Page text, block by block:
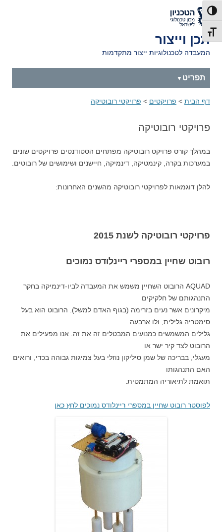
דלג לתוכן
דלג לניווט
הפעל/כבה ניגודיות גבוהה
מתג גודל גופן
לאתר הטכניון
תכן וייצור
המעבדה לטכנולוגיות ייצור מתקדמות
תפריט
דף הבית > פרויקטים > פרויקטי רובוטיקה
פרויקטי רובוטיקה
במהלך קורס פרויקט רובוטיקה מפתחים הסטודנטים פרויקטים שונים
במערכות בקרה, קינמטיקה, דינמיקה, חיישנים ושימושים של רובוטים.
להלן דוגמאות לפרויקטי רובוטיקה מהשנים האחרונות:
פרויקטי רובוטיקה לשנת 2015
רובוט שחיין במספרי ריינלודס נמוכים
AQUAD הרובוט השחיין משמש את המעבדה לביו-דינמיקה בחקר
התנהגותם של חלקיקים
מיקרונים אשר נעים בזרימה (בגוף האדם למשל). הרובוט הוא בעל
סימטריה גלילית, ולו ארבעה
גלילים המשמשים כמנועים המבטלים זה את זה. אנו מפעילים את
הרובוט לצד קיר ישר או
מעגלי, בבריכה של שמן סיליקון נוזלי בעל צמיגות גבוהה בכדי, ורואים
האם התנהגותו
תואמת לתיאוריה המתמטית.
לפוסטר רובוט שחיין במספרי ריינלודס נמוכים לחץ כאן